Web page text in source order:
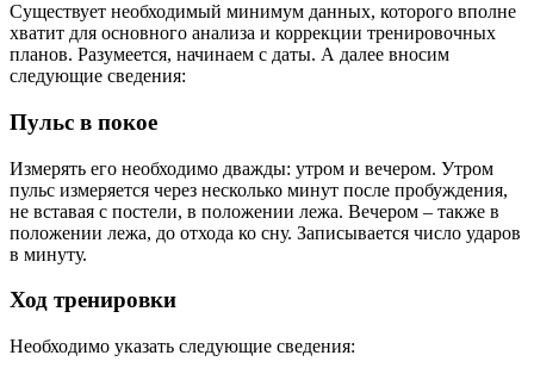
Существует необходимый минимум данных, которого вполне
хватит для основного анализа и коррекции тренировочных
планов. Разумеется, начинаем с даты. А далее вносим
следующие сведения:
Пульс в покое
Измерять его необходимо дважды: утром и вечером. Утром
пульс измеряется через несколько минут после пробуждения,
не вставая с постели, в положении лежа. Вечером – также в
положении лежа, до отхода ко сну. Записывается число ударов
в минуту.
Ход тренировки
Необходимо указать следующие сведения: